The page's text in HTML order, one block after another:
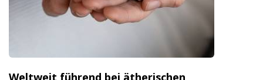
Weltweit führend bei ätherischen